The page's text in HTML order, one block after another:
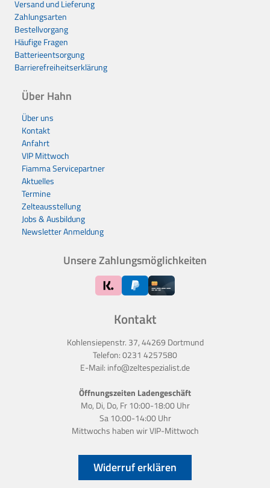
Widerruf erklären
Versand und Lieferung
Zahlungsarten
Bestellvorgang
Häufige Fragen
Batterieentsorgung
Barrierefreiheitserklärung
Über Hahn
Über uns
Kontakt
Anfahrt
VIP Mittwoch
Fiamma Servicepartner
Aktuelles
Termine
Zelteausstellung
Jobs & Ausbildung
Newsletter Anmeldung
Kontakt
Kohlensiepenstr. 37, 44269 Dortmund
Telefon:0231 4257580
E-Mail: info@zeltespezialist.de
Öffnungszeiten Ladengeschäft
Mo, Di, Do, Fr 10:00-18:00 Uhr
Sa 10:00-14:00 Uhr
Mittwochs haben wirVIP-Mittwoch
Unsere Zahlungsmöglichkeiten